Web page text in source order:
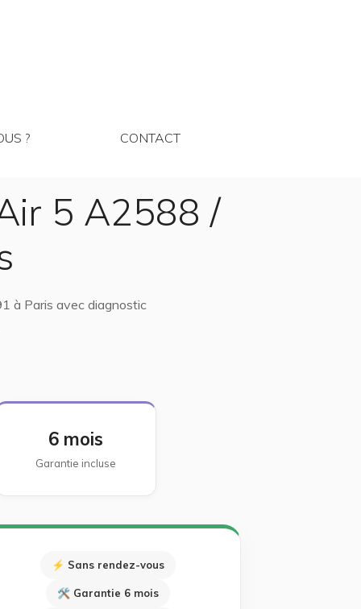
? CONTACT
5 A2588 /
à Paris avec diagnostic
6 mois
Garantie incluse
⚡ Sans rendez-vous
🛠 Garantie 6 mois